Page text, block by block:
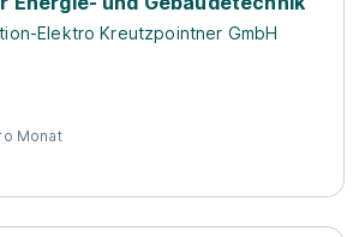
Elektro Kreutzpointner GmbH
Monat